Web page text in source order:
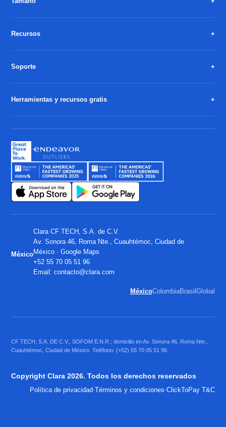
Recursos
Soporte
Herramientas y recursos gratis
México
Clara CF TECH, S.A. de C.V.
Av. Sonora 46, Roma Nte., Cuauhtémoc, Ciudad de
México ·Google Maps
+52 55 70 05 51 96
Email:contacto@clara.com
MéxicoColombiaBrasil Global
CF TECH, S.A. DE C.V., SOFOM E.N.R.; domicilio en Av. Sonora 46, Roma Nte.,
Cuauhtémoc, Ciudad de México. Teléfono: (+52) 55 70 05 51 96.
Copyright Clara 2026. Todos los derechos reservados
Política de privacidad·Términos y condiciones·ClickToPay T&C